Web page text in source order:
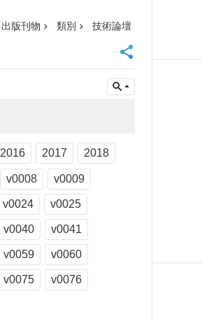
出版刊物 類別 技術論壇
2016 2017 2018
v0008 v0009
v0024 v0025
v0040 v0041
v0059 v0060
v0075 v0076